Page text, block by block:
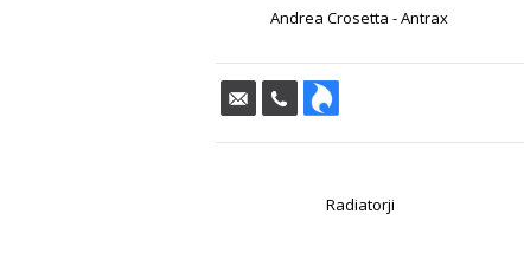
Andrea Crosetta - Antrax
Radiatorji